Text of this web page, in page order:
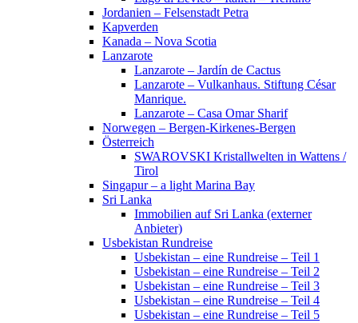
Jordanien – Felsenstadt Petra
Kapverden
Kanada – Nova Scotia
Lanzarote
Lanzarote – Jardín de Cactus
Lanzarote – Vulkanhaus. Stiftung César
Manrique.
Lanzarote – Casa Omar Sharif
Norwegen – Bergen-Kirkenes-Bergen
Österreich
SWAROVSKI Kristallwelten in Wattens /
Tirol
Singapur – a light Marina Bay
Sri Lanka
Immobilien auf Sri Lanka (externer
Anbieter)
Usbekistan Rundreise
Usbekistan – eine Rundreise – Teil 1
Usbekistan – eine Rundreise – Teil 2
Usbekistan – eine Rundreise – Teil 3
Usbekistan – eine Rundreise – Teil 4
Usbekistan – eine Rundreise – Teil 5